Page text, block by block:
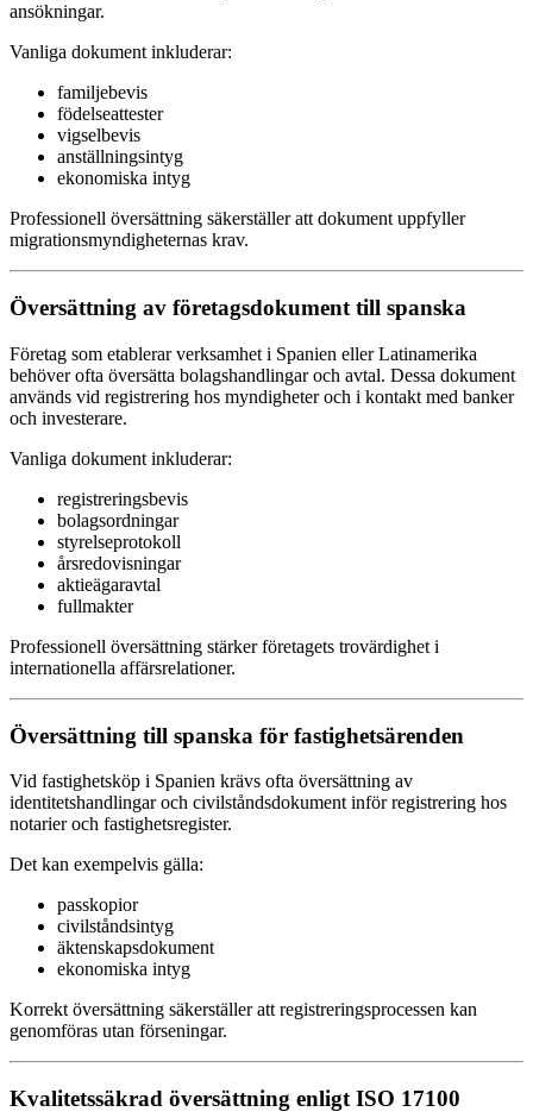
ansökningar.
Vanliga dokument inkluderar:
familjebevis
födelseattester
vigselbevis
anställningsintyg
ekonomiska intyg
Professionell översättning säkerställer att dokument uppfyller
migrationsmyndigheternas krav.
Översättning av företagsdokument till spanska
Företag som etablerar verksamhet i Spanien eller Latinamerika
behöver ofta översätta bolagshandlingar och avtal. Dessa dokument
används vid registrering hos myndigheter och i kontakt med banker
och investerare.
Vanliga dokument inkluderar:
registreringsbevis
bolagsordningar
styrelseprotokoll
årsredovisningar
aktieägaravtal
fullmakter
Professionell översättning stärker företagets trovärdighet i
internationella affärsrelationer.
Översättning till spanska för fastighetsärenden
Vid fastighetsköp i Spanien krävs ofta översättning av
identitetshandlingar och civilståndsdokument inför registrering hos
notarier och fastighetsregister.
Det kan exempelvis gälla:
passkopior
civilståndsintyg
äktenskapsdokument
ekonomiska intyg
Korrekt översättning säkerställer att registreringsprocessen kan
genomföras utan förseningar.
Kvalitetssäkrad översättning enligt ISO 17100